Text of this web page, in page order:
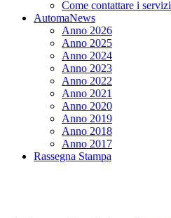
Come contattare i servizi
AutomaNews
Anno 2026
Anno 2025
Anno 2024
Anno 2023
Anno 2022
Anno 2021
Anno 2020
Anno 2019
Anno 2018
Anno 2017
Rassegna Stampa